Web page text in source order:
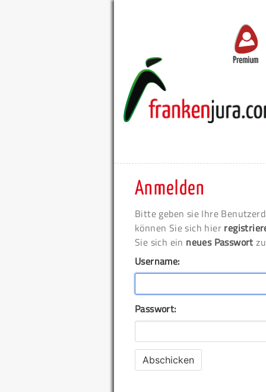
Premium
Anmelden
Bitte geben sie Ihre
können Sie sich hier
Sie sich ein neues Passwort
Username:
Passwort: